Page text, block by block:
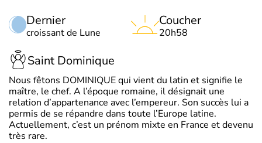
Dernier
croissant de Lune
Coucher
20h58
Saint Dominique
Nous fêtons DOMINIQUE qui vient du latin et signifie le
maître, le chef. A l’époque romaine, il désignait une
relation d’appartenance avec l’empereur. Son succès lui a
permis de se répandre dans toute l’Europe latine.
Actuellement, c’est un prénom mixte en France et devenu
très rare.